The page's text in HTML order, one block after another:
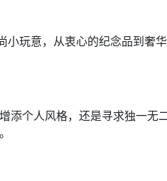
些
玩意，从衷心的纪念品到奢
添个人风格，还是寻求独一无